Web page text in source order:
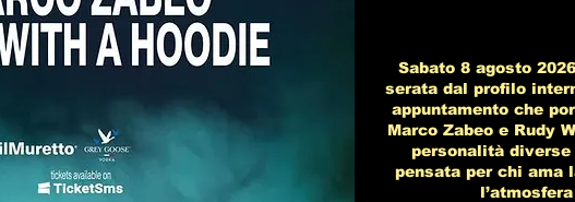
Sabato 8 agosto
serata dal profilo
appuntamento che
Marco Zabeo e Rudy
personalità
pensata per chi ama